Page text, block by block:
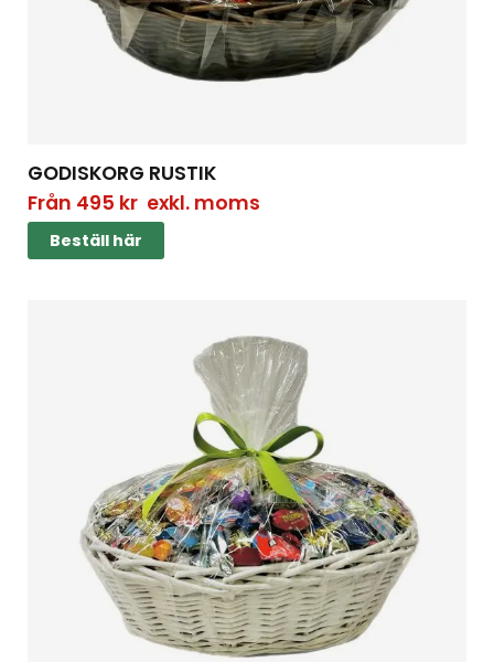
GODISKORG RUSTIK
Från 495 krexkl. moms
Beställ här